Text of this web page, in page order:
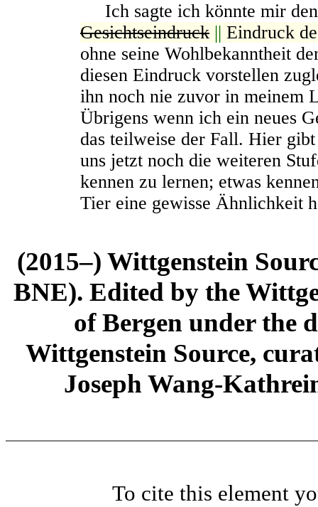
Ich sagte ich könnte mir
Gesichtseindruck || Eindruck
ohne seine Wohlbekanntheit
diesen Eindruck vorstellen
ihn noch nie zuvor in meinem
Übrigens wenn ich ein neues
das teilweise der Fall. Hier
uns jetzt noch die weiteren
kennen zu lernen; etwas
Tier eine gewisse Ähnlichkeit
(2015–) Wittgenstein
BNE). Edited by the
of Bergen under the
Wittgenstein Source,
Joseph Wang-
To cite this element